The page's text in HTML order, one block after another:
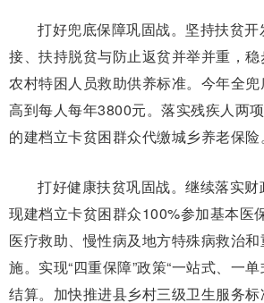
打好兜底保障巩固战。坚持扶贫
接、扶持脱贫与防止返贫并举并重，
农村特困人员救助供养标准。今年全
高到每人每年3800元。落实残疾人两
的建档立卡贫困群众代缴城乡养老保险。
打好健康扶贫巩固战。继续落实
现建档立卡贫困群众100%参加基本医
医疗救助、慢性病及地方特殊病救治
施。实现“四重保障”政策“一站式、一
结算。加快推进县乡村三级卫生服务